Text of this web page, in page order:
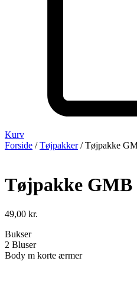
Kurv
Forside /Tøjpakker/ Tøjpakke
Tøjpakke GMB
49,00 kr.
Bukser
2 Bluser
Body m korte ærmer